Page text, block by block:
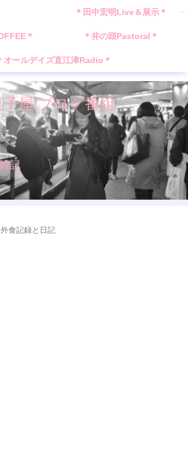
屋/ブログ番組
記
＊田中宏明Live＆展示＊
＊ ＊井の頭Pastoral＊
オールデイズ直江津Radio＊
外食記録と日記